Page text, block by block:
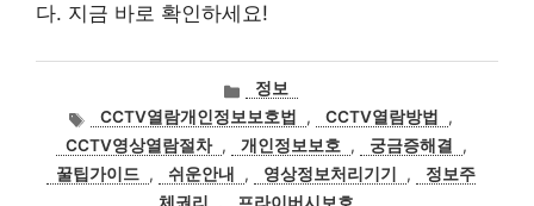
다. 지금 바로 확인하세요!
카
테
고
리
정보
태
그
CCTV열람개인정보보호법 , CCTV열람방법
,
CCTV영상열람절차 , 개인정보보호 , 궁금증해결
,
꿀팁가이드 , 쉬운안내 , 영상정보처리기기 ,
정보주